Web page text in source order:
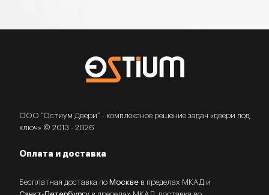
ООО “Остиум Двери” - комплексное решение задач «двери под
ключ» © 2013 - 2026
Оплата и доставка
Бесплатная доставка по Москве в пределах МКАД и